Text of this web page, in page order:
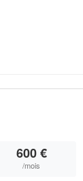
600 €
/mois